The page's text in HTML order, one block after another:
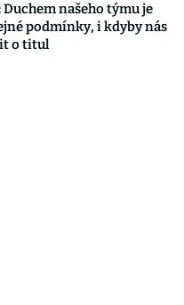
Duchem našeho týmu je
podmínky, i kdyby nás
o titul